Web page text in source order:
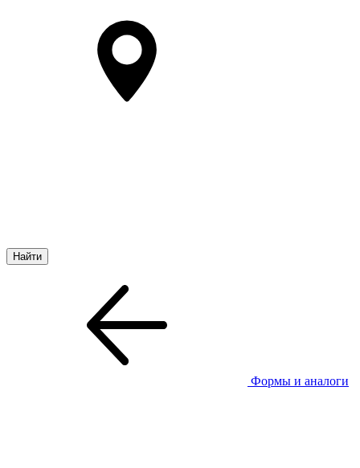
Формы и аналоги